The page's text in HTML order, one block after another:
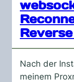
Nach der
meinem